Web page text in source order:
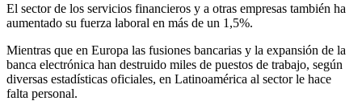
El sector de los servicios financieros y a otras empresas también ha
aumentado su fuerza laboral en más de un 1,5%.
Mientras que en Europa las fusiones bancarias y la expansión de la
banca electrónica han destruido miles de puestos de trabajo, según
diversas estadísticas oficiales, en Latinoamérica al sector le hace
falta personal.